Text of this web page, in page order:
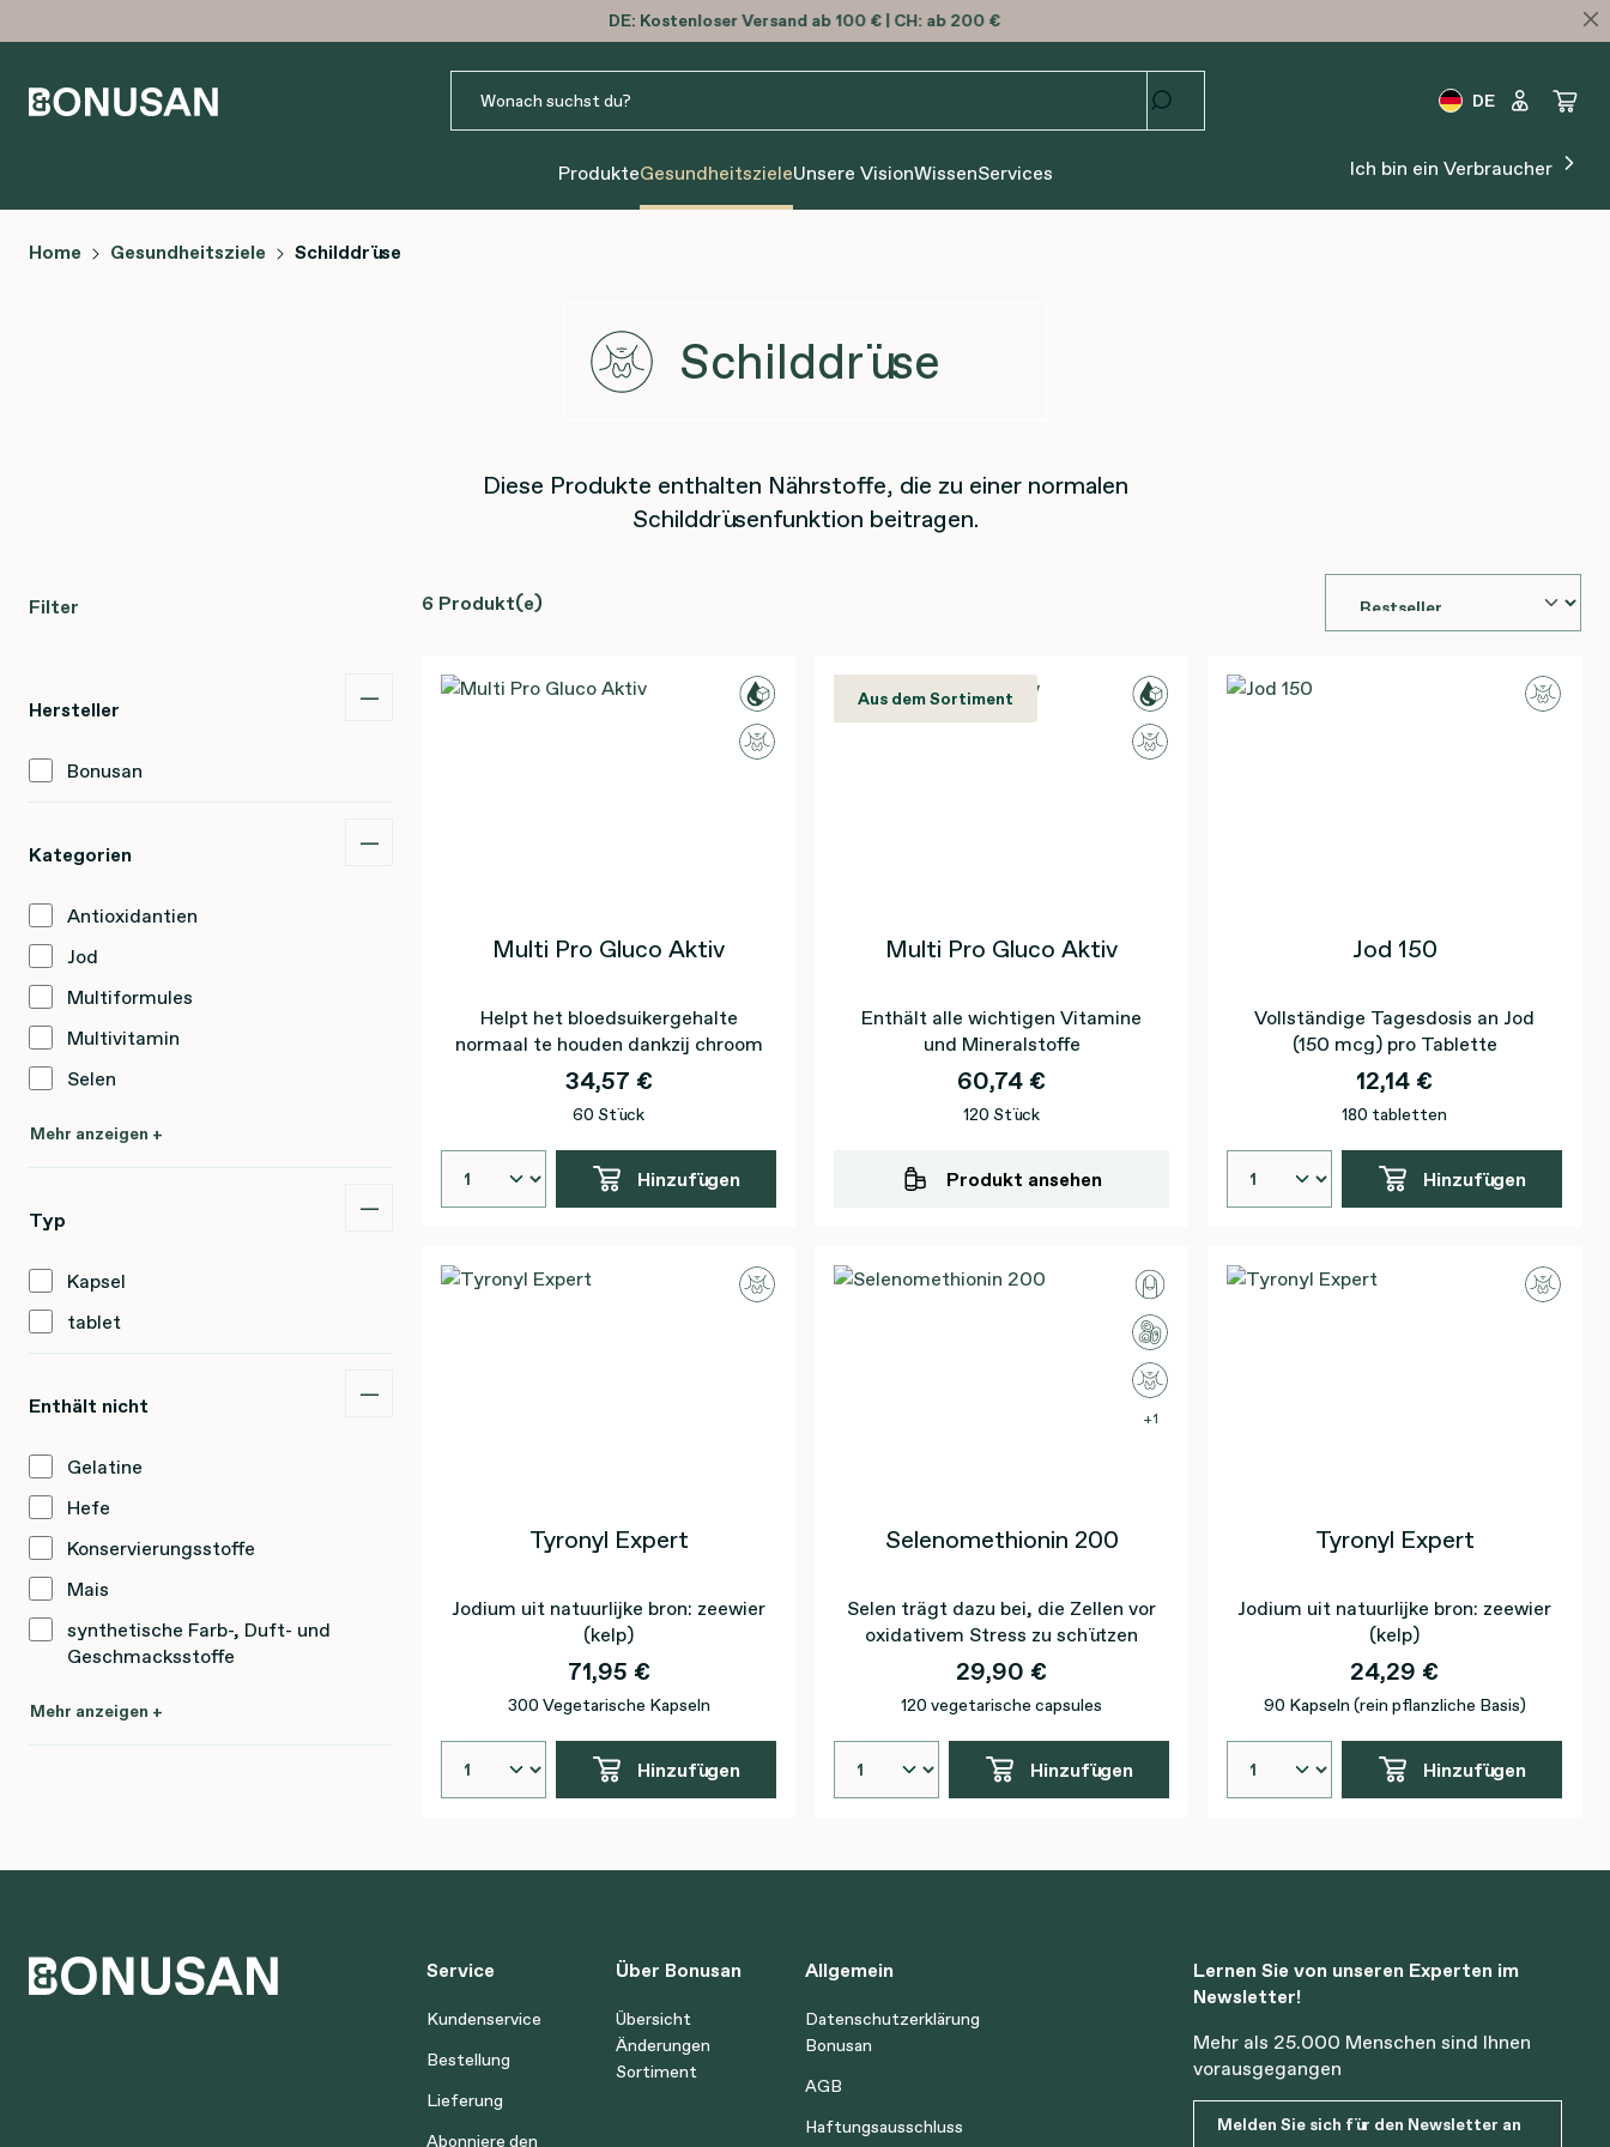
DE: KostenloserVersand ab 100 € | CH: ab 200 €
DE
ProdukteGesundheitszieleUnsere VisionWissenServices Ich bin ein Verbraucher
Home Gesundheitsziele Schilddrüse
Schilddrüse
Diese Produkte enthalten Nährstoffe, die zu einer normalen
Schilddrüsenfunktion beitragen.
Filter
Hersteller
Bonusan
Kategorien
Antioxidantien
Jod
Multiformules
Multivitamin
Selen
Mehr anzeigen +
Typ
Kapsel
tablet
Enthält nicht
Gelatine
Hefe
Konservierungsstoffe
Mais
synthetische Farb-, Duft- und
Geschmacksstoffe
Mehr anzeigen +
6 Produkt(e)
Multi Pro Gluco Aktiv
Helpt het bloedsuikergehalte
normaal te houden dankzij chroom
34,57 €
60 Stück
Hinzufügen
Aus dem Sortiment
Multi Pro Gluco Aktiv
Enthält alle wichtigen Vitamine
und Mineralstoffe
60,74 €
120 Stück
Produkt ansehen
Jod 150
Vollständige Tagesdosis an Jod
(150 mcg) pro Tablette
12,14 €
180 tabletten
Hinzufügen
Tyronyl Expert
Jodium uit natuurlijke bron: zeewier
(kelp)
71,95 €
300 Vegetarische Kapseln
Hinzufügen
1
Selenomethionin 200
Selen trägt dazu bei, die Zellen vor
oxidativem Stress zu schützen
29,90 €
120 vegetarische capsules
Hinzufügen
Tyronyl Expert
Jodium uit natuurlijke bron: zeewier
(kelp)
24,29 €
90 Kapseln (rein pflanzliche Basis)
Hinzufügen
Service
Kundenservice
Bestellung
Lieferung
Abonniere den
Über Bonusan
Übersicht
Änderungen
Sortiment
Allgemein
Datenschutzerklärung
Bonusan
AGB
Haftungsausschluss
Lernen Sie von unseren Experten im
Newsletter!
Mehr als 25.000 Menschen sind Ihnen
vorausgegangen
Melden Sie sich für den Newsletter an